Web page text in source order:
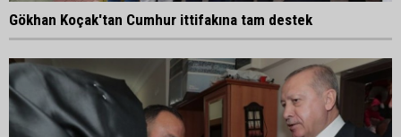
Gökhan Koçak'tan Cumhur ittifakına tam destek